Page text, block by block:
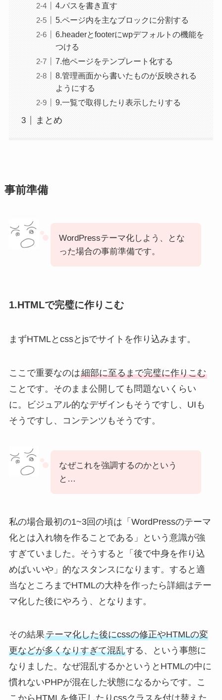
4.パスを書き直す
5.ページ内を主なブロックに分割する
6.headerとfooterにwpデフォルトの機能を
つける
7.他ページをテンプレート化する
8.管理画面から書いたものが反映される
ようにする
9.一覧で取得したり表示したりする
まとめ
事前準備
WordPressテーマ化しよう、とな
った場合の事前準備です。
1.HTMLで完璧に作りこむ
まずHTMLとcssとjsでサイトを作り込みます。
ここで重要なのは細部に至るまで完璧に作りこむ
ことです。そのまま公開しても問題ないくらい
に。ビジュアル的なデザインもそうですし、UIも
そうですし、コンテンツもそうです。
なぜこれを強調するのかという
と…
私の場合最初の1~3回の頃は「WordPressのテーマ
化とは入れ物を作ることである」という意識が強
すぎていました。そうすると「後で中身を作り込
めばいいや」的なスタンスになります。すると適
当なところまでHTMLの大枠を作ったら詳細はテー
マ化した後にやろう、となります。
その結果テーマ化した後にcssの修正やHTMLの変
更などが多くなりすぎて混乱する、という事態に
なりました。なぜ混乱するかというとHTMLの中に
慣れないPHPが混在した状態になるからです。こ